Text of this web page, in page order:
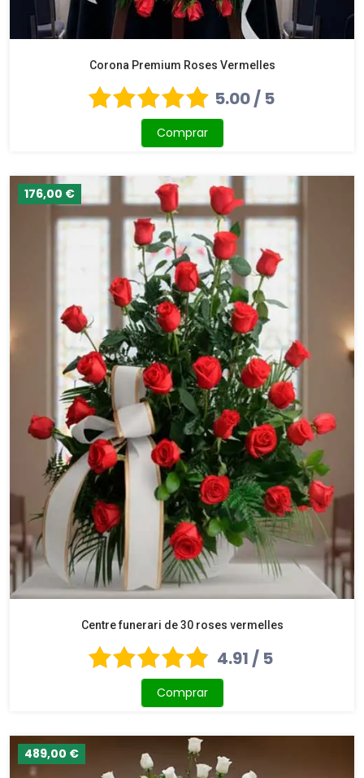
Corona Premium Roses Vermelles
5.00 / 5
Comprar
176,00 €
Centre funerari de 30 roses vermelles
4.91 / 5
Comprar
489,00 €